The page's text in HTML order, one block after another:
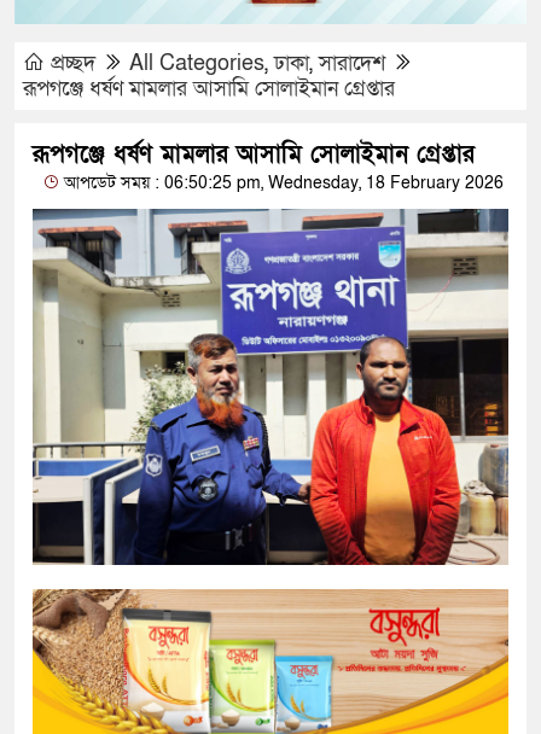
প্রচ্ছদ All Categories,ঢাকা,সারাদেশ
রূপগঞ্জে ধর্ষণ মামলার আসামি সোলাইমান গ্রেপ্তার
রূপগঞ্জে ধর্ষণ মামলার আসামি সোলাইমান গ্রেপ্তার
আপডেট সময় : 06:50:25 pm, Wednesday, 18 February 2026